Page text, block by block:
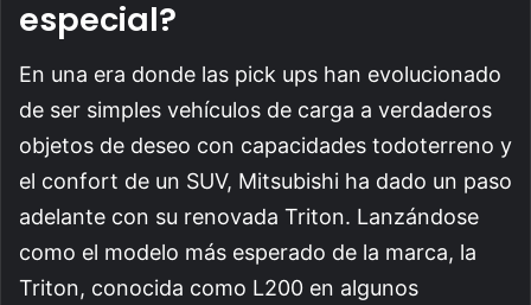
especial?
En una era donde las pick ups han evolucionado
de ser simples vehículos de carga a verdaderos
objetos de deseo con capacidades todoterreno y
el confort de un SUV, Mitsubishi ha dado un paso
adelante con su renovada Triton. Lanzándose
como el modelo más esperado de la marca, la
Triton, conocida como L200 en algunos